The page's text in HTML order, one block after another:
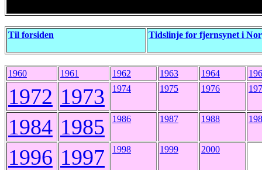
Til forsiden Tidslinje for fjernsynet i
1960 1961 1962 1963 1964
1972 1973 1974 1975 1976
1984 1985 1986 1987 1988
1996 1997 1998 1999 2000